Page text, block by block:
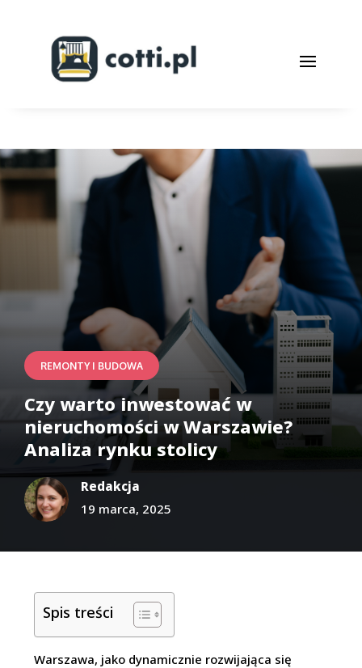
REMONTY I BUDOWA
Czy warto inwestować w
nieruchomości w Warszawie?
Analiza rynku stolicy
Redakcja
19 marca, 2025
Spis treści
Warszawa, jako dynamicznie rozwijająca się